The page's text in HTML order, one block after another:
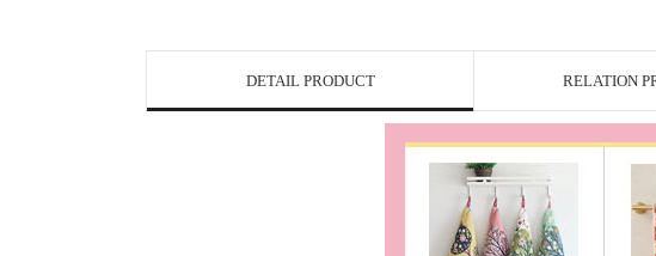
DETAIL PRODUCT RELATION